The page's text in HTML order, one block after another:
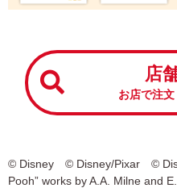
店
お店で注
© Disney © Disney/Pixar ©
Pooh” works by A.A. Milne and